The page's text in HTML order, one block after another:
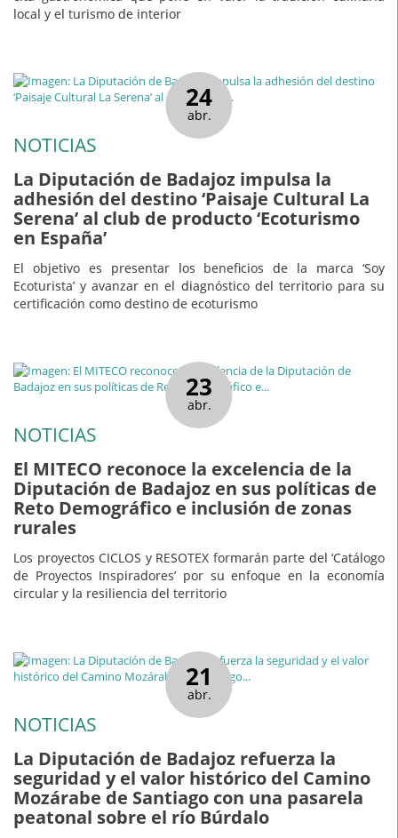
local y el turismo de interior
24
abr.
NOTICIAS
La Diputación de Badajoz impulsa la
adhesión del destino ‘Paisaje Cultural La
Serena’ al club de producto ‘Ecoturismo
en España’
El objetivo es presentar los beneficios de la marca ‘Soy
Ecoturista’ y avanzar en el diagnóstico del territorio para su
certificación como destino de ecoturismo
23
abr.
NOTICIAS
El MITECO reconoce la excelencia de la
Diputación de Badajoz en sus políticas de
Reto Demográfico e inclusión de zonas
rurales
Los proyectos CICLOS y RESOTEX formarán parte del ‘Catálogo
de Proyectos Inspiradores’ por su enfoque en la economía
circular y la resiliencia del territorio
21
abr.
NOTICIAS
La Diputación de Badajoz refuerza la
seguridad y el valor histórico del Camino
Mozárabe de Santiago con una pasarela
peatonal sobre el río Búrdalo